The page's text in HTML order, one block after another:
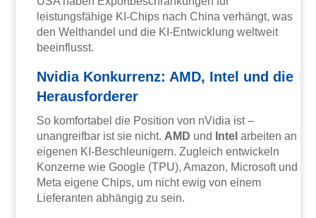
leistungsfähige KI-Chips nach China verhängt, was
den Welthandel und die KI-Entwicklung weltweit
beeinflusst.
Nvidia Konkurrenz: AMD, Intel und die
Herausforderer
So komfortabel die Position von nVidia ist –
unangreifbar ist sie nicht. AMD und Intel arbeiten an
eigenen KI-Beschleunigern. Zugleich entwickeln
Konzerne wie Google (TPU), Amazon, Microsoft und
Meta eigene Chips, um nicht ewig von einem
Lieferanten abhängig zu sein.